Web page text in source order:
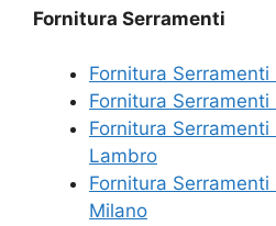
Fornitura Serramenti
Fornitura Serramenti
Fornitura
Fornitura Serramenti
Lambro
Fornitura
Milano